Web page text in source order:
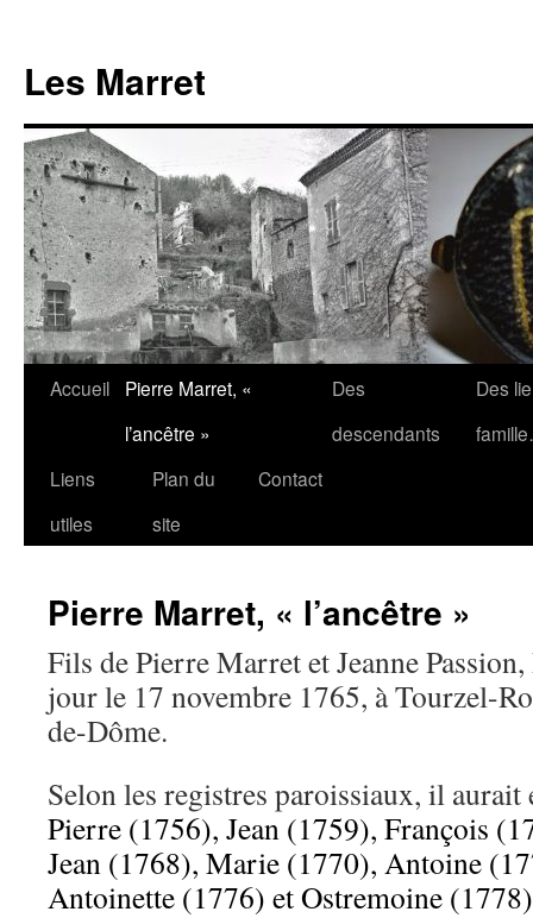
contenu
Les Marret
Accueil
Pierre Marret, «
l’ancêtre »
Des
descendants
Des
Liens
utiles
Plan du
site
Contact
Pierre Marret, « l’ancêtre »
Fils de Pierre Marret et Jeanne
jour le 17 novembre 1765, à Tourzel-
de-Dôme.
Selon les registres paroissiaux, il
Pierre (1756), Jean (1759), François
Jean (1768), Marie (1770), Antoine
Antoinette (1776) et Ostremoine